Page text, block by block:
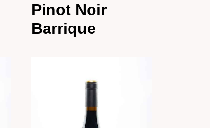
Pinot Noir
Barrique